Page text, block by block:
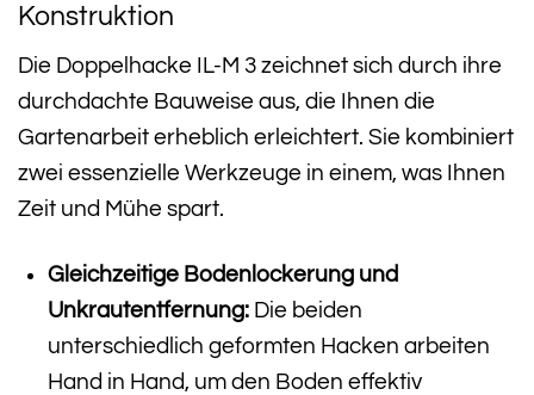
Konstruktion
Die Doppelhacke IL-M 3 zeichnet sich durch ihre
durchdachte Bauweise aus, die Ihnen die
Gartenarbeit erheblich erleichtert. Sie kombiniert
zwei essenzielle Werkzeuge in einem, was Ihnen
Zeit und Mühe spart.
Gleichzeitige Bodenlockerung und
Unkrautentfernung:Die beiden
unterschiedlich geformten Hacken arbeiten
Hand in Hand, um den Boden effektiv